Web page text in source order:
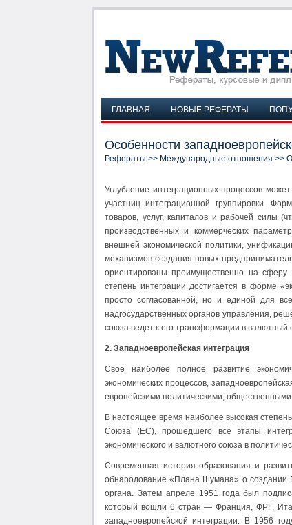
ГЛАВНАЯ НОВЫЕ РЕФЕРАТЫ
Особенности
Рефераты >> Международные отношения >>
Углубление интеграционных процессов
участниц интеграционной группировки.
товаров, услуг, капиталов и рабочей силы
производственных и коммерческих
внешней экономической политики,
механизмов создания новых
ориентированы преимущественно на
степень интеграции достигается в форме
просто согласованной, но и единой для
надгосударственных органов управления,
союза ведет к его трансформации в
2. Западноевропейская интеграция
Свое наиболее полное развитие
экономических процессов,
европейскими политическими,
В настоящее время наиболее высокая
Союза (ЕС), прошедшего все этапы
экономического и валютного союза в
Современная история образования и
обнародование «Плана Шумана» о создании
органа. Затем апреле 1951 года был
который вошли 6 стран — Франция, ФРГ,
западноевропейской интеграции. В 1956